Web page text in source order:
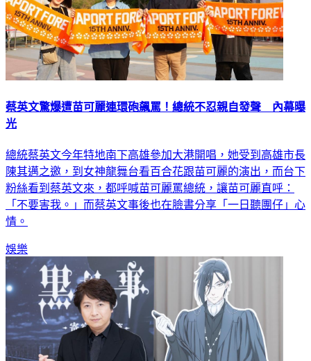
蔡英文驚爆遭苗可麗連環砲飆罵！總統不忍親自發聲 內幕曝
光
總統蔡英文今年特地南下高雄參加大港開唱，她受到高雄市長
陳其邁之邀，到女神龍舞台看百合花跟苗可麗的演出，而台下
粉絲看到蔡英文來，都呼喊苗可麗罵總統，讓苗可麗直呼：
「不要害我。」而蔡英文事後也在臉書分享「一日聽團仔」心
情。
娛樂